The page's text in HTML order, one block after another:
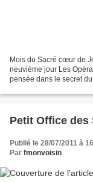
Mois du Sacré cœur de
neuvième jour Les
pensée dans le secret
Petit Office des
Publié le 28/07/2011 à
Par fmonvoisin